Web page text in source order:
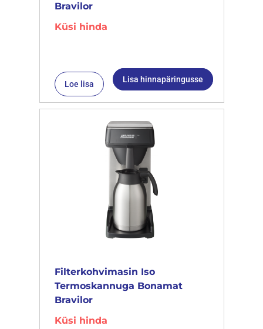
Bravilor
Küsi hinda
Loe lisa Lisa hinnapäringusse
Filterkohvimasin Iso
Termoskannuga Bonamat
Bravilor
Küsi hinda